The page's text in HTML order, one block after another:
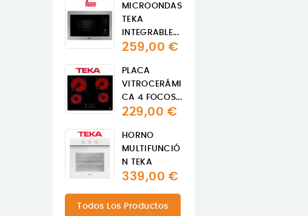
MICROONDAS
TEKA
INTEGRABLE...
259,00 €
PLACA
VITROCERÁMI
CA 4 FOCOS...
229,00 €
HORNO
MULTIFUNCIÓ
N TEKA
339,00 €
Todos Los Productos